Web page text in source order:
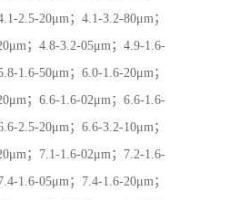
2.5-20μm；4.1-3.2-80μm；
；4.8-3.2-05μm；4.9-1.6-
1.6-50μm；6.0-1.6-20μm；
；6.6-1.6-02μm；6.6-1.6-
2.5-20μm；6.6-3.2-10μm；
；7.1-1.6-02μm；7.2-1.6-
1.6-05μm；7.4-1.6-20μm；